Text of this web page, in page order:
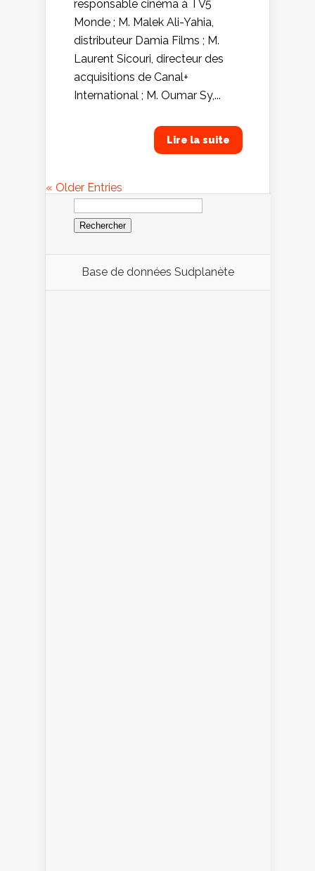
responsable cinéma à TV5
Monde ; M. Malek Ali-Yahia,
distributeur Damia Films ; M.
Laurent Sicouri, directeur des
acquisitions de Canal+
International ; M. Oumar Sy,...
Lire la suite
« Older Entries
Rechercher :
Base de données Sudplanète